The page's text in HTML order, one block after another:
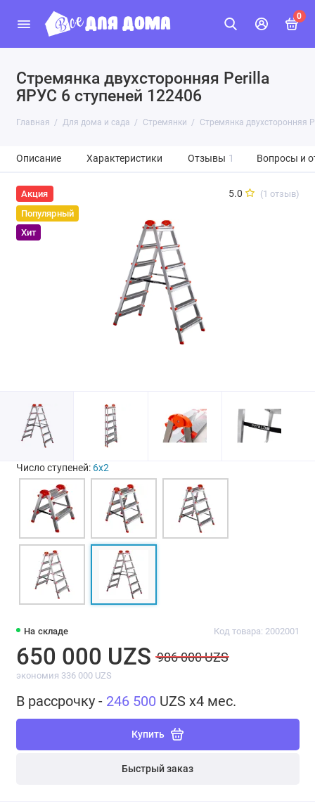
0
Стремянка двухсторонняя Perilla
ЯРУС 6 ступеней 122406
Главная Для дома и сада Стремянки Стремянка двухсторонняя
Описание Характеристики Отзывы 1 Вопросы и
Акция
Популярный
Хит
5.0 (1 отзыв)
На складе Код товара: 2002001
650 000 UZS 986 000 UZS
экономия 336 000 UZS
В рассрочку - 246 500 UZS x4 мес.
Купить
Быстрый заказ
Число ступеней: 6х2